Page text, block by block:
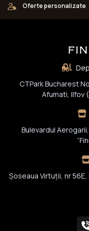
Oferte personalizate
CTPark Bucharest
Afumati, Ilfov
Bulevardul
Șoseaua Virtuții, nr